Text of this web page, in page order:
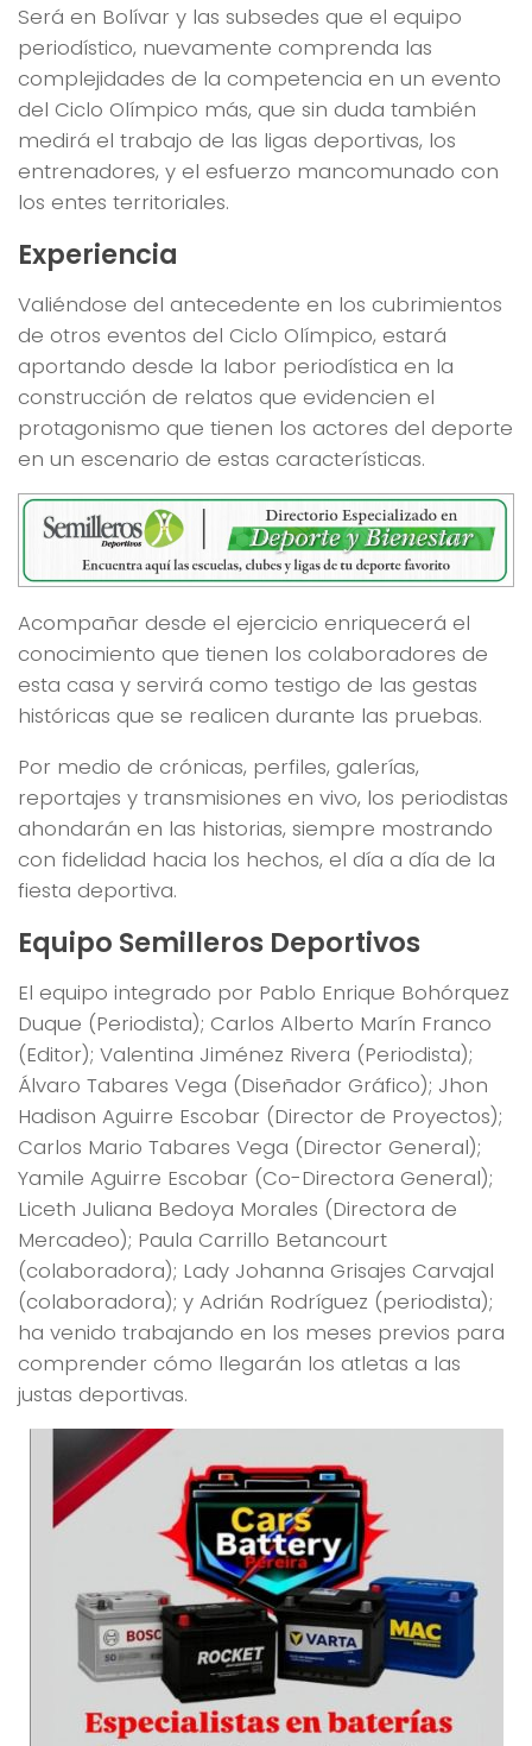
Será en Bolívar y las subsedes que el equipo
periodístico, nuevamente comprenda las
complejidades de la competencia en un evento
del Ciclo Olímpico más, que sin duda también
medirá el trabajo de las ligas deportivas, los
entrenadores, y el esfuerzo mancomunado con
los entes territoriales.
Experiencia
Valiéndose del antecedente en los cubrimientos
de otros eventos del Ciclo Olímpico, estará
aportando desde la labor periodística en la
construcción de relatos que evidencien el
protagonismo que tienen los actores del deporte
en un escenario de estas características.
Acompañar desde el ejercicio enriquecerá el
conocimiento que tienen los colaboradores de
esta casa y servirá como testigo de las gestas
históricas que se realicen durante las pruebas.
Por medio de crónicas, perfiles, galerías,
reportajes y transmisiones en vivo, los periodistas
ahondarán en las historias, siempre mostrando
con fidelidad hacia los hechos, el día a día de la
fiesta deportiva.
Equipo Semilleros Deportivos
El equipo integrado por Pablo Enrique Bohórquez
Duque (Periodista); Carlos Alberto Marín Franco
(Editor); Valentina Jiménez Rivera (Periodista);
Álvaro Tabares Vega (Diseñador Gráfico); Jhon
Hadison Aguirre Escobar (Director de Proyectos);
Carlos Mario Tabares Vega (Director General);
Yamile Aguirre Escobar (Co-Directora General);
Liceth Juliana Bedoya Morales (Directora de
Mercadeo); Paula Carrillo Betancourt
(colaboradora); Lady Johanna Grisajes Carvajal
(colaboradora); y Adrián Rodríguez (periodista);
ha venido trabajando en los meses previos para
comprender cómo llegarán los atletas a las
justas deportivas.